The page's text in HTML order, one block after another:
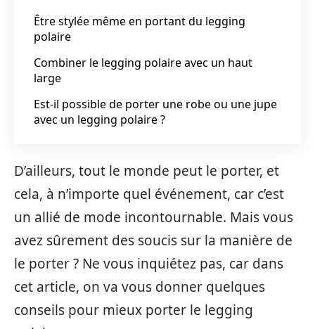
Être stylée même en portant du legging
polaire
Combiner le legging polaire avec un haut
large
Est-il possible de porter une robe ou une jupe
avec un legging polaire ?
D’ailleurs, tout le monde peut le porter, et
cela, à n’importe quel événement, car c’est
un allié de mode incontournable. Mais vous
avez sûrement des soucis sur la manière de
le porter ? Ne vous inquiétez pas, car dans
cet article, on va vous donner quelques
conseils pour mieux porter le legging